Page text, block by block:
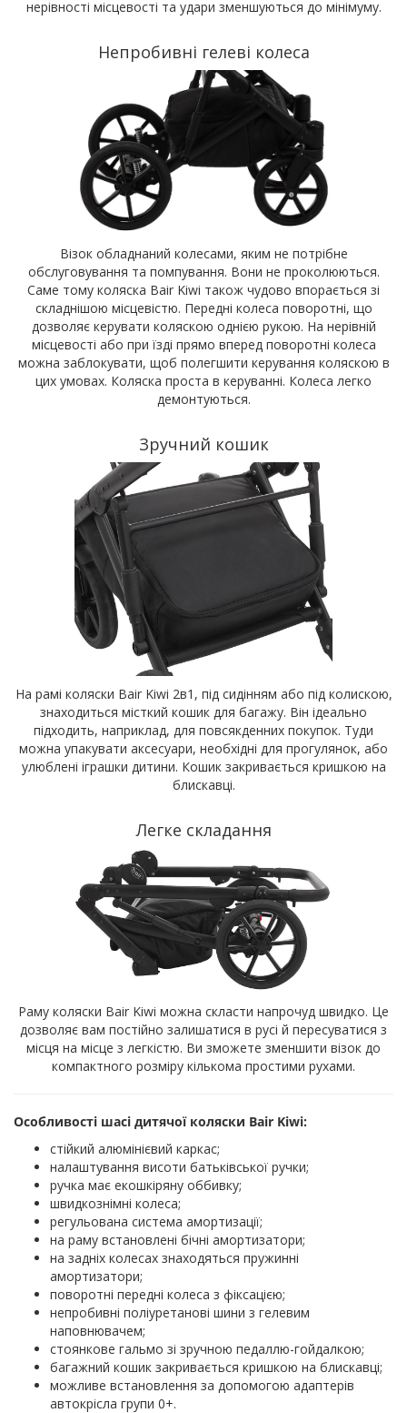
нерівності місцевості та удари зменшуються до мінімуму.
Непробивні гелеві колеса
Візок обладнаний колесами, яким не потрібне
обслуговування та помпування. Вони не проколюються.
Саме тому коляска Bair Kiwi також чудово впорається зі
складнішою місцевістю. Передні колеса поворотні, що
дозволяє керувати коляскою однією рукою. На нерівній
місцевості або при їзді прямо вперед поворотні колеса
можна заблокувати, щоб полегшити керування коляскою в
цих умовах. Коляска проста в керуванні. Колеса легко
демонтуються.
Зручний кошик
На рамі коляски Bair Kiwi 2в1, під сидінням або під колискою,
знаходиться місткий кошик для багажу. Він ідеально
підходить, наприклад, для повсякденних покупок. Туди
можна упакувати аксесуари, необхідні для прогулянок, або
улюблені іграшки дитини. Кошик закривається кришкою на
блискавці.
Легке складання
Раму коляски Bair Kiwi можна скласти напрочуд швидко. Це
дозволяє вам постійно залишатися в русі й пересуватися з
місця на місце з легкістю. Ви зможете зменшити візок до
компактного розміру кількома простими рухами.
Особливості шасі дитячої коляски Bair Kiwi:
стійкий алюмінієвий каркас;
налаштування висоти батьківської ручки;
ручка має екошкіряну оббивку;
швидкознімні колеса;
регульована система амортизації;
на раму встановлені бічні амортизатори;
на задніх колесах знаходяться пружинні
амортизатори;
поворотні передні колеса з фіксацією;
непробивні поліуретанові шини з гелевим
наповнювачем;
стоянкове гальмо зі зручною педаллю-гойдалкою;
багажний кошик закривається кришкою на блискавці;
можливе встановлення за допомогою адаптерів
автокрісла групи 0+.